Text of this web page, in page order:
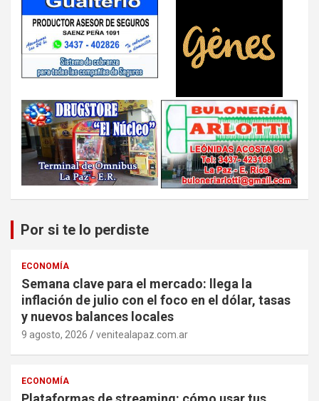
Por si te lo perdiste
ECONOMÍA
Semana clave para el mercado: llega la
inflación de julio con el foco en el dólar, tasas
y nuevos balances locales
9 agosto, 2026 venitealapaz.com.ar
ECONOMÍA